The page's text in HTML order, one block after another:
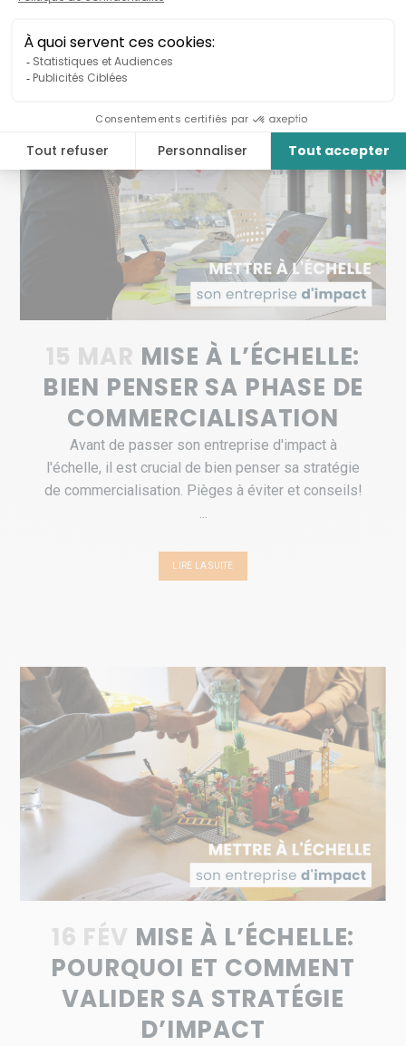
15 MAR MISE À L’ÉCHELLE:
BIEN PENSER SA PHASE DE
COMMERCIALISATION
Avant de passer son entreprise d'impact à
l'échelle, il est crucial de bien penser sa stratégie
de commercialisation. Pièges à éviter et conseils!
LIRE LA SUITE
16 FÉV MISE À L’ÉCHELLE:
POURQUOI ET COMMENT
VALIDER SA STRATÉGIE
D’IMPACT